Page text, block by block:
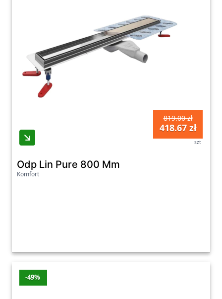
819.00 zł
418.67 zł
szt
Odp Lin Pure 800 Mm
Komfort
-49%